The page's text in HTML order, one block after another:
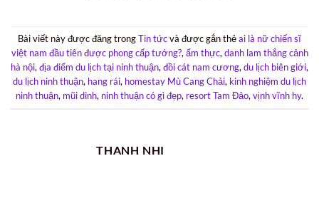
Bài viết này được đăng trongTin tứcvà được gắn thẻai là nữ chiến sĩ
việt nam đầu tiên được phong cấp tướng?,ẩm thực,danh lam thắng cảnh
hà nội,địa điểm du lịch tại ninh thuận,đồi cát nam cương,du lịch biên giới,
du lịch ninh thuận, hang rái, homestay Mù Cang Chải, kinh nghiệm du lịch
ninh thuận, mũi dinh, ninh thuận có gì đẹp, resort Tam Đảo,vịnh vĩnh hy.
THANH NHI